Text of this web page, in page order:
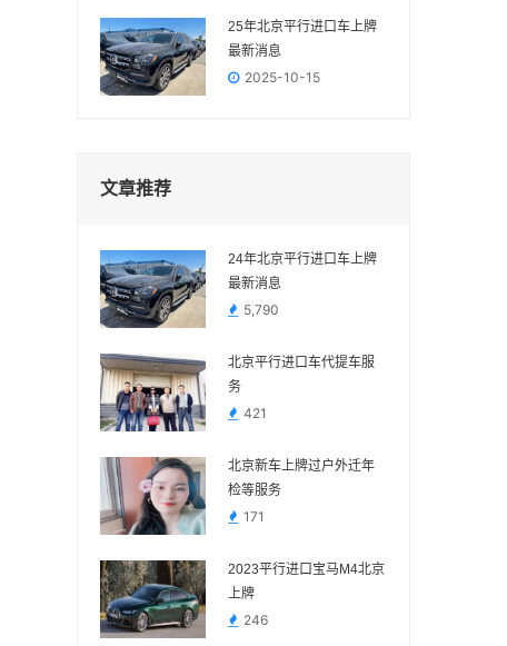
25年北京平行进口车上牌
最新消息
2025-10-15
文章推荐
24年北京平行进口车上牌
最新消息
5,790
北京平行进口车代提车服
务
421
北京新车上牌过户外迁年
检等服务
171
2023平行进口宝马M4北京
上牌
246